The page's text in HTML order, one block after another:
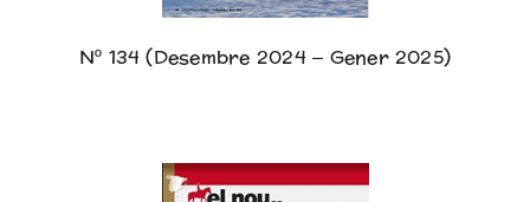
Nº 134 (Desembre 2024 – Gener 2025)